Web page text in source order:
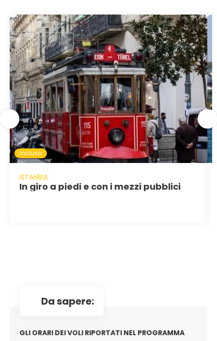
Incluso
ISTANBUL
In giro a piedi e con i mezzi pubblici
da sapere:
GLI ORARI DEI VOLI RIPORTATI NEL PROGRAMMA